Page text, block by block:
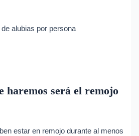
alubias por persona
haremos será el remojo
estar en remojo durante al menos